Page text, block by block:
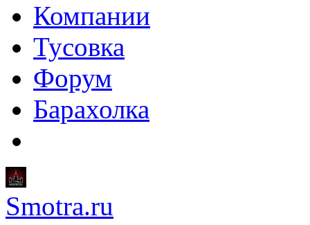
Компании
Тусовка
Форум
Барахолка
Smotra.ru